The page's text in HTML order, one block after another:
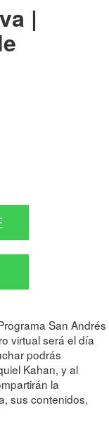
|
San Andrés
virtual será el día
podrás
Kahan, y al
la
sus contenidos,